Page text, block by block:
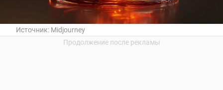
Источник: Midjourney